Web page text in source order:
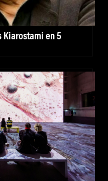
Kiarostami en 5